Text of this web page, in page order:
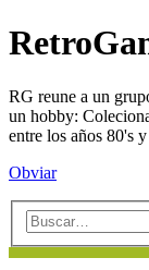
RG reune a un
un hobby:
entre los años 80's
Obviar